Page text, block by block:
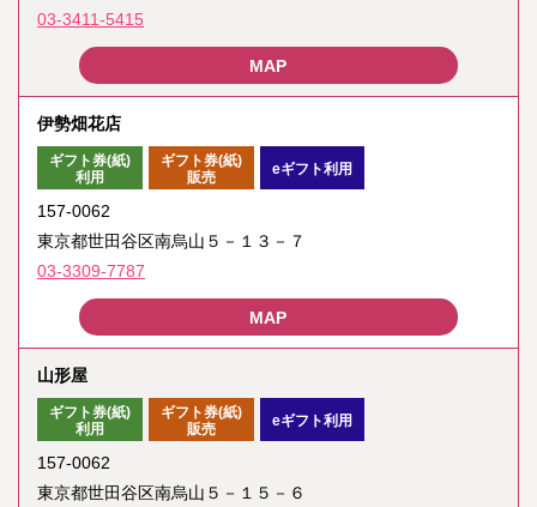
03-3411-5415
伊勢畑花店
ギフト券(紙)
利用
ギフト券(紙)
販売
eギフト利用
157-0062
東京都世田谷区南烏山５－１３－７
03-3309-7787
山形屋
ギフト券(紙)
利用
ギフト券(紙)
販売
eギフト利用
157-0062
東京都世田谷区南烏山５－１５－６